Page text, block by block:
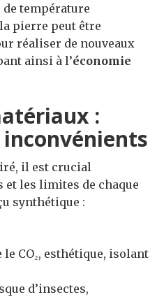
température
pierre peut être
réaliser de nouveaux
ainsi à l’économie
:
il est crucial
et les limites de chaque
synthétique :
le CO₂, esthétique, isolant
d’insectes,